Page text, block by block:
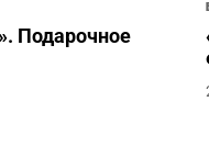
Подарочное